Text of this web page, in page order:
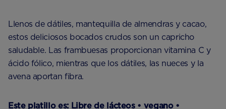
Llenos de dátiles, mantequilla de almendras y cacao,
estos deliciosos bocados crudos son un capricho
saludable. Las frambuesas proporcionan vitamina C y
ácido fólico, mientras que los dátiles, las nueces y la
avena aportan fibra.
Este platillo es: Libre de lácteos • vegano •